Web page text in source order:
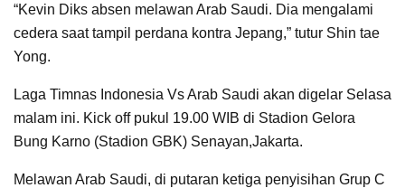
“Kevin Diks absen melawan Arab Saudi. Dia mengalami
cedera saat tampil perdana kontra Jepang,” tutur Shin tae
Yong.
Laga Timnas Indonesia Vs Arab Saudi akan digelar Selasa
malam ini. Kick off pukul 19.00 WIB di Stadion Gelora
Bung Karno (Stadion GBK) Senayan,Jakarta.
Melawan Arab Saudi, di putaran ketiga penyisihan Grup C